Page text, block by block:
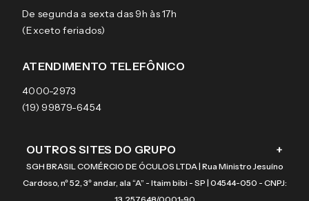
Aviso de privacidade
Termos e condições de uso
Pagamentos
Garantias
Tecnol
Arnette
Burberry
Óculos de sol
Lentes de contato
De segunda a sexta das 9h às 17h
(Exceto feriados)
ATENDIMENTO TELEFÔNICO
4000-2973
(19) 99879-6454
OUTROS SITES DO GRUPO +
SGH BRASIL COMÉRCIO DE ÓCULOS LTDA | Rua Ministro Jesuíno
Cardoso, nº 52, 3º andar, ala “A” - Itaim bibi - SP | 04544-050 - CNPJ: